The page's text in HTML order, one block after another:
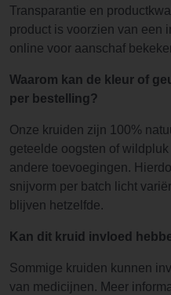
Transparantie en
product is voorzien van een
online voor aanschaf
Waarom kan de kleur of
per bestelling?
Onze kruiden zijn 100%
geteelde oogsten of
andere toevoegingen.
snijvorm per batch licht
blijven hetzelfde.
Kan dit kruid invloed
Sommige kruiden kunnen
van medicijnen. Meer